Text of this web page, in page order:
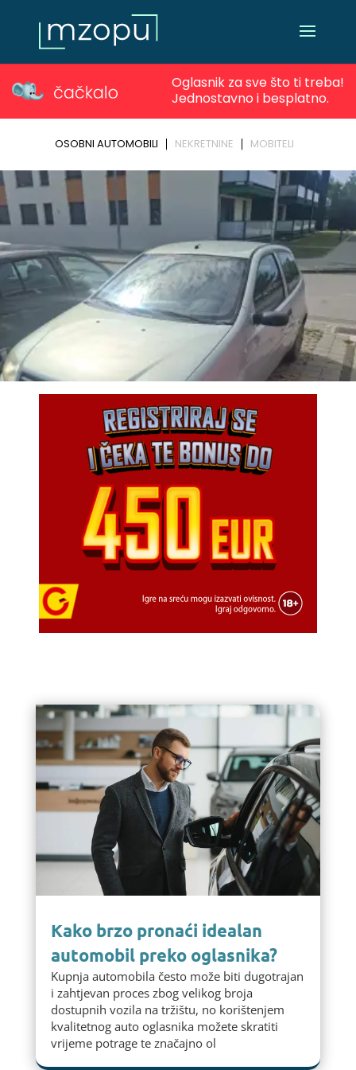
Kako brzo pronaći idealan
automobil preko oglasnika?
Kupnja automobila često može biti dugotrajan
i zahtjevan proces zbog velikog broja
dostupnih vozila na tržištu, no korištenjem
kvalitetnog auto oglasnika možete skratiti
vrijeme potrage te značajno ol